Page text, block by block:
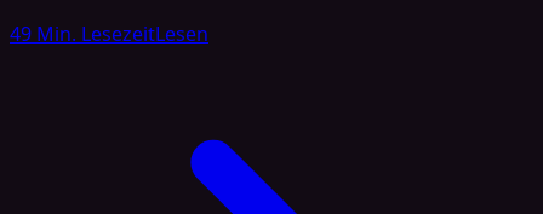
Flavonols&nbsp;Quercetin. Seinen Namen erhielt Rutin
wurde. In den 1930er Jahren rückte Rutin in den Fokus der
Forschung, als der Nobelpreisträger Albert Szent-Györgyi
entdeckte, dass Zitrus-Extrakte mit Rutin […]
49 Min. LesezeitLesen